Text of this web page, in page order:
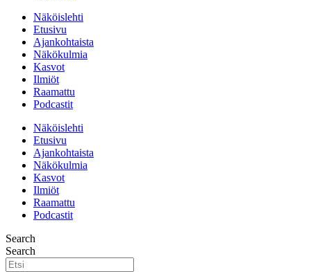
Näköislehti
Etusivu
Ajankohtaista
Näkökulmia
Kasvot
Ilmiöt
Raamattu
Podcastit
Näköislehti
Etusivu
Ajankohtaista
Näkökulmia
Kasvot
Ilmiöt
Raamattu
Podcastit
Search
Search